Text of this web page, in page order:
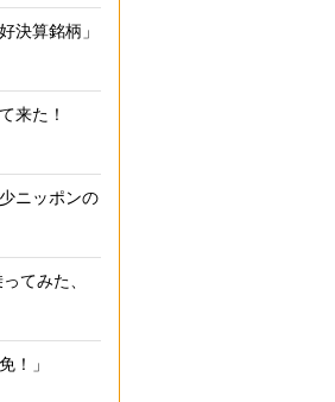
決算銘柄」
来た！
ニッポンの
てみた、
！」